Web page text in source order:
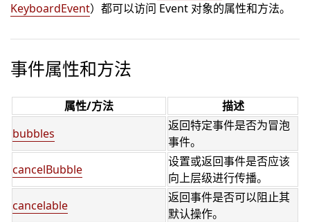
KeyboardEvent）都可以访问 Event 对象的属性和方法。
事件属性和方法
属性/方法
描述
bubbles
返回特定事件是否为冒泡
事件。
cancelBubble
设置或返回事件是否应该
向上层级进行传播。
cancelable
返回事件是否可以阻止其
默认操作。